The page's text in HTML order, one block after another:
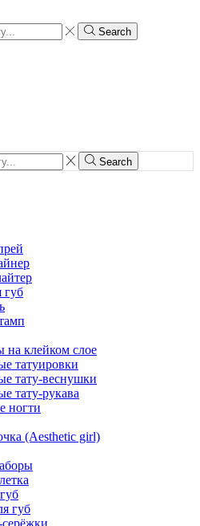
Search
Search
губ
на клейком слое
татуировки
тату-веснушки
тату-рукава
ногти
(Aesthetic girl)
губ